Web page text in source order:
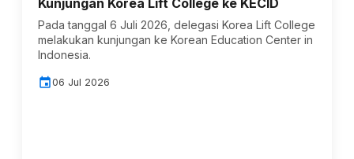
Kunjungan Korea Lift College ke KECID
Pada tanggal 6 Juli 2026, delegasi Korea Lift College
melakukan kunjungan ke Korean Education Center in
Indonesia.
event06 Jul 2026